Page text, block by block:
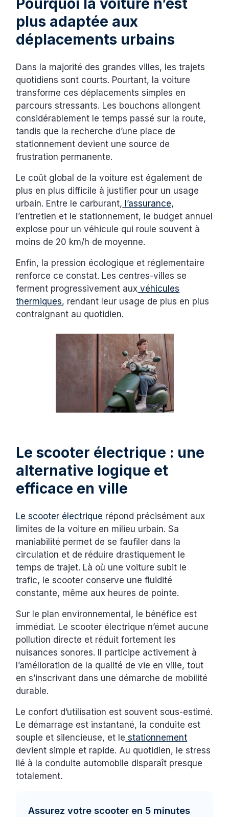
Pourquoi la voiture n’est
plus adaptée aux
déplacements urbains
Dans la majorité des grandes villes, les trajets
quotidiens sont courts. Pourtant, la voiture
transforme ces déplacements simples en
parcours stressants. Les bouchons allongent
considérablement le temps passé sur la route,
tandis que la recherche d’une place de
stationnement devient une source de
frustration permanente.
Le coût global de la voiture est également de
plus en plus difficile à justifier pour un usage
urbain. Entre le carburant, l’assurance,
l’entretien et le stationnement, le budget annuel
explose pour un véhicule qui roule souvent à
moins de 20 km/h de moyenne.
Enfin, la pression écologique et réglementaire
renforce ce constat. Les centres-villes se
ferment progressivement aux véhicules
thermiques, rendant leur usage de plus en plus
contraignant au quotidien.
Le scooter électrique : une
alternative logique et
efficace en ville
Le scooter électrique répond précisément aux
limites de la voiture en milieu urbain. Sa
maniabilité permet de se faufiler dans la
circulation et de réduire drastiquement le
temps de trajet. Là où une voiture subit le
trafic, le scooter conserve une fluidité
constante, même aux heures de pointe.
Sur le plan environnemental, le bénéfice est
immédiat. Le scooter électrique n’émet aucune
pollution directe et réduit fortement les
nuisances sonores. Il participe activement à
l’amélioration de la qualité de vie en ville, tout
en s’inscrivant dans une démarche de mobilité
durable.
Le confort d’utilisation est souvent sous-estimé.
Le démarrage est instantané, la conduite est
souple et silencieuse, et le stationnement
devient simple et rapide. Au quotidien, le stress
lié à la conduite automobile disparaît presque
totalement.
Assurez votre scooter en 5 minutes